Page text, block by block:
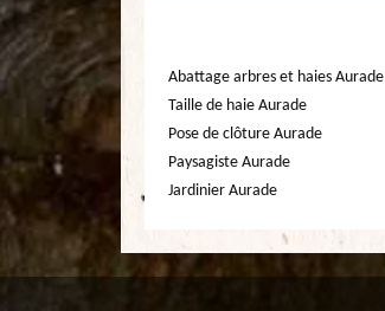
Abattage arbres et haies Aurade
Taille de haie Aurade
Pose de clôture Aurade
Paysagiste Aurade
Jardinier Aurade